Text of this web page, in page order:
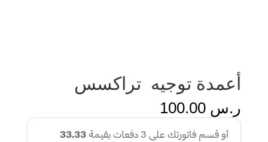
أعمدة توجيه تراكسس
ر.س